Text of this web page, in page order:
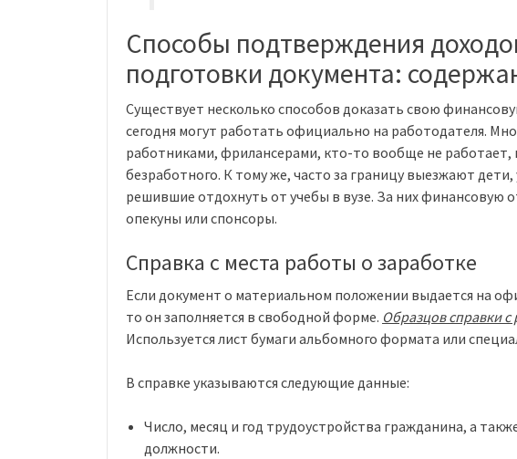
Способы подтверждения
подготовки документа:
Существует несколько способов доказать свою
сегодня могут работать официально на работодателя.
работниками, фрилансерами, кто-то вообще не
безработного. К тому же, часто за границу выезжают
решившие отдохнуть от учебы в вузе. За них финансовую
опекуны или спонсоры.
Справка с места работы о заработке
Если документ о материальном положении выдается на
то он заполняется в свободной форме. Образцов справки
Используется лист бумаги альбомного формата или
В справке указываются следующие данные:
Число, месяц и год трудоустройства гражданина, а
должности.